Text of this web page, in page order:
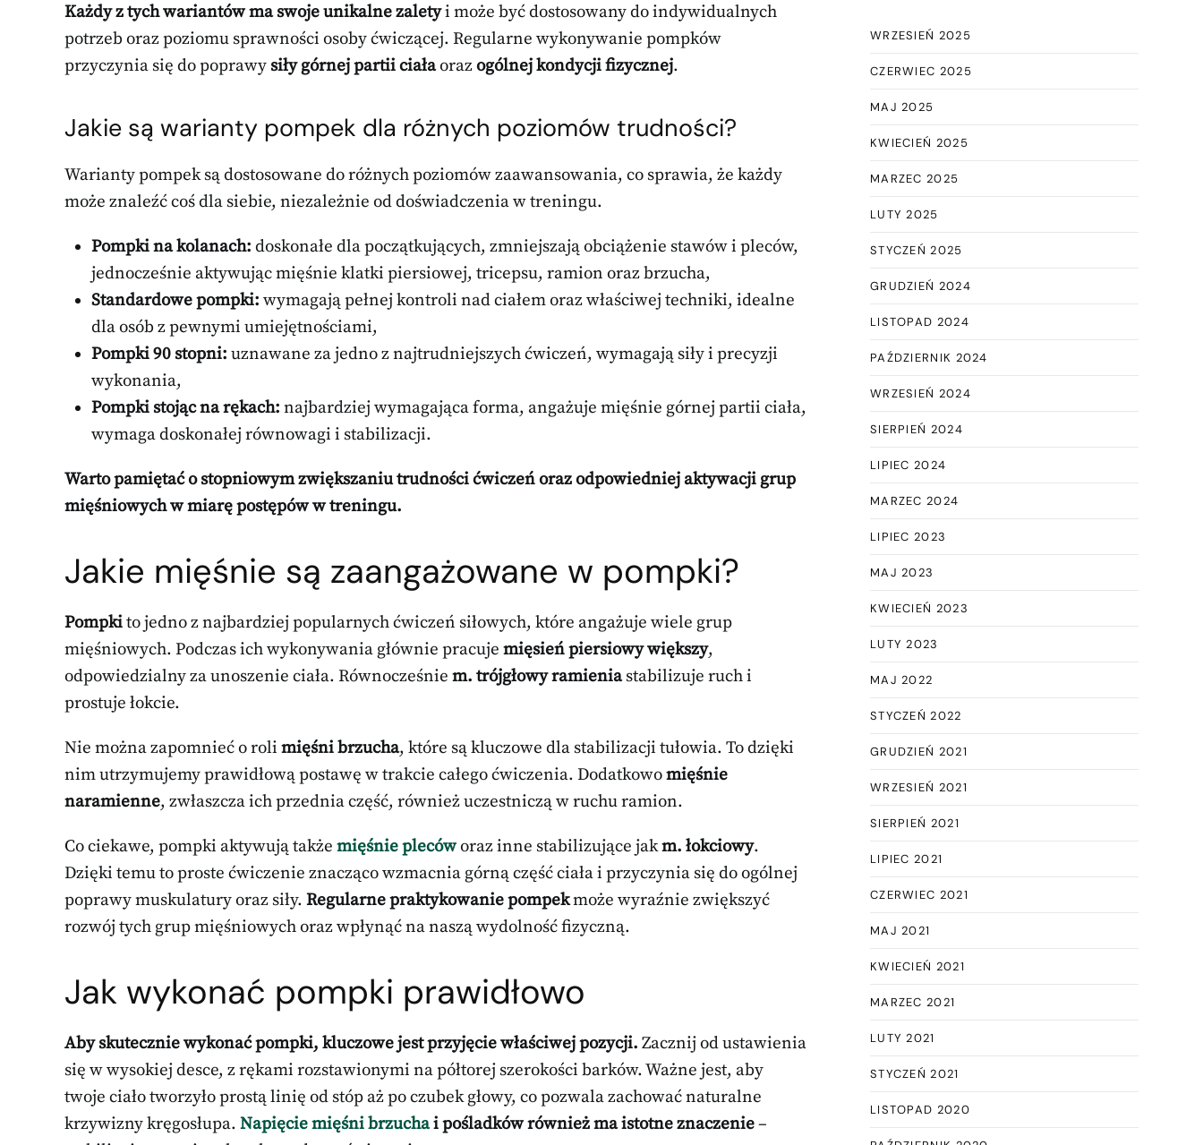
Każdy z tych wariantów ma swoje unikalne zaletyi może być dostosowany do indywidualnych
potrzeb oraz poziomu sprawności osoby ćwiczącej. Regularne wykonywanie pompków
przyczynia się do poprawy siły górnej partii ciałaorazogólnej kondycji fizycznej.
Jakie są warianty pompek dla różnych poziomów trudności?
Warianty pompek są dostosowane do różnych poziomów zaawansowania, co sprawia, że każdy
może znaleźć coś dla siebie, niezależnie od doświadczenia w treningu.
Pompki na kolanach: doskonałe dla początkujących, zmniejszają obciążenie stawów i pleców,
jednocześnie aktywując mięśnie klatki piersiowej, tricepsu, ramion oraz brzucha,
Standardowe pompki: wymagają pełnej kontroli nad ciałem oraz właściwej techniki, idealne
dla osób z pewnymi umiejętnościami,
Pompki 90 stopni: uznawane za jedno z najtrudniejszych ćwiczeń, wymagają siły i precyzji
wykonania,
Pompki stojąc na rękach: najbardziej wymagająca forma, angażuje mięśnie górnej partii ciała,
wymaga doskonałej równowagi i stabilizacji.
Warto pamiętać o stopniowym zwiększaniu trudności ćwiczeń oraz odpowiedniej aktywacji grup
mięśniowych w miarę postępów w treningu.
Jakie mięśnie są zaangażowane w pompki?
Pompkito jedno z najbardziej popularnych ćwiczeń siłowych, które angażuje wiele grup
mięśniowych. Podczas ich wykonywania głównie pracuje mięsień piersiowy większy,
odpowiedzialny za unoszenie ciała. Równocześnie m. trójgłowy ramieniastabilizuje ruch i
prostuje łokcie.
Nie można zapomnieć o roli mięśni brzucha, które są kluczowe dla stabilizacji tułowia. To dzięki
nim utrzymujemy prawidłową postawę w trakcie całego ćwiczenia. Dodatkowomięśnie
naramienne, zwłaszcza ich przednia część, również uczestniczą w ruchu ramion.
Co ciekawe, pompki aktywują także mięśnie plecóworaz inne stabilizujące jakm. łokciowy.
Dzięki temu to proste ćwiczenie znacząco wzmacnia górną część ciała i przyczynia się do ogólnej
poprawy muskulatury oraz siły. Regularne praktykowanie pompekmoże wyraźnie zwiększyć
rozwój tych grup mięśniowych oraz wpłynąć na naszą wydolność fizyczną.
Jak wykonać pompki prawidłowo
Aby skutecznie wykonać pompki, kluczowe jest przyjęcie właściwej pozycji. Zacznij od ustawienia
się w wysokiej desce, z rękami rozstawionymi na półtorej szerokości barków. Ważne jest, aby
twoje ciało tworzyło prostą linię od stóp aż po czubek głowy, co pozwala zachować naturalne
krzywizny kręgosłupa. Napięcie mięśni brzuchai pośladków również ma istotne znaczenie–
WRZESIEŃ 2025
CZERWIEC 2025
MAJ 2025
KWIECIEŃ 2025
MARZEC 2025
LUTY 2025
STYCZEŃ 2025
GRUDZIEŃ 2024
LISTOPAD 2024
PAŹDZIERNIK 2024
WRZESIEŃ 2024
SIERPIEŃ 2024
LIPIEC 2024
MARZEC 2024
LIPIEC 2023
MAJ 2023
KWIECIEŃ 2023
LUTY 2023
MAJ 2022
STYCZEŃ 2022
GRUDZIEŃ 2021
WRZESIEŃ 2021
SIERPIEŃ 2021
LIPIEC 2021
CZERWIEC 2021
MAJ 2021
KWIECIEŃ 2021
MARZEC 2021
LUTY 2021
STYCZEŃ 2021
LISTOPAD 2020